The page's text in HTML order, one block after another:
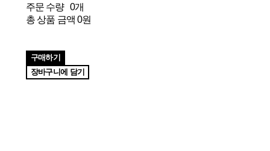
주문 수량 0개
총 상품 금액 0원
구매하기
장바구니에 담기